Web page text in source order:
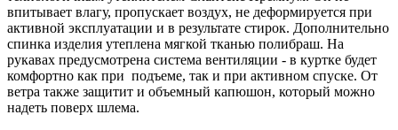
впитывает влагу, пропускает воздух, не деформируется при
активной эксплуатации и в результате стирок. Дополнительно
спинка изделия утеплена мягкой тканью полибраш. На
рукавах предусмотрена система вентиляции - в куртке будет
комфортно как при подъеме, так и при активном спуске. От
ветра также защитит и объемный капюшон, который можно
надеть поверх шлема.